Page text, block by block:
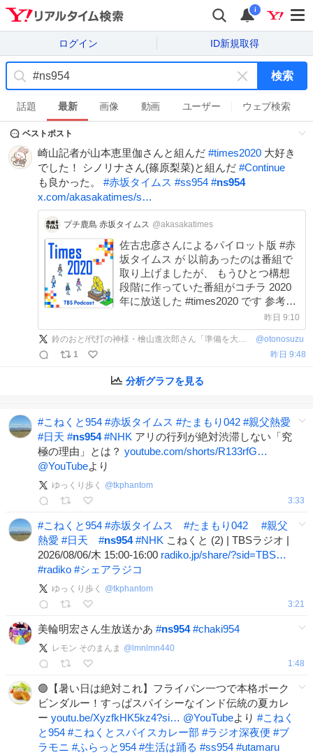
i
ログイン ID新規取得
キ
ー
ワ
ド
を
消
検索
話題 最新 画像 動画 ユーザー ウェブ検索
ベストポスト
崎山記者が山本恵里伽さんと組んだ #times2020 大好き
でした！ シノリナさん(篠原梨菜)と組んだ #Continue
も良かった。 #赤坂タイムス #ss954 #ns954
x.com/akasakatimes/s…
プチ鹿島 赤坂タイムス @akasakatimes
佐古忠彦さんによるパイロット版 #赤
坂タイムス が 以前あったのは番組で
取り上げましたが、 もうひとつ構想
段階に作っていた番組がコチラ 2020
年に放送した #times2020 です 参考ま
さんあります youtube.com/watch?
v=5w_x89…
昨日 9:10
鈴のおと/代打の神様・檜山進次郎さん「準備を大切に」砂鉄さんも電話を切った後、ものすごく準備。 @otonosuzu
1
昨日 9:48
分析グラフを見る
#こねくと954 #赤坂タイムス #たまもり042 #親父熱愛
#日天 #ns954 #NHK アリの行列が絶対渋滞しない「究
極の理由」とは？ youtube.com/shorts/R133rfG…
@YouTubeより
ゆっくり歩く @tkphantom
3:33
#こねくと954 #赤坂タイムス #たまもり042 #親父
熱愛 #日天 #ns954 #NHK こねくと (2) | TBSラジオ |
2026/08/06/木 15:00-16:00 radiko.jp/share/?sid=TBS…
#radiko #シェアラジコ
ゆっくり歩く @tkphantom
3:21
美輪明宏さん生放送かあ #ns954 #chaki954
レモン そのまんま @ lmnlmn440
1:48
🟢【暑い日は絶対これ】フライパン一つで本格ポーク
ビンダルー！すっぱスパイシーなインド伝統の夏カレ
ー youtu.be/XyzfkHK5kz4?si… @YouTubeより #こねく
と954 #こねくとスパイスカレー部 #ラジオ深夜便 #ブ
ラモニ #ふらっと954 #生活は踊る #ss954 #utamaru